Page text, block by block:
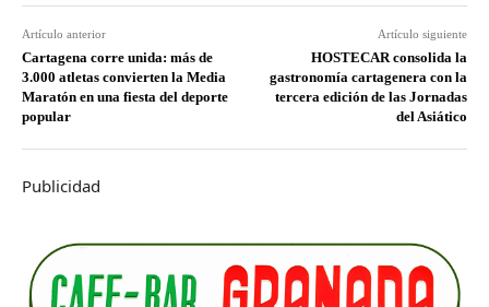
Artículo anterior
Cartagena corre unida: más de
3.000 atletas convierten la Media
Maratón en una fiesta del deporte
popular
Artículo siguiente
HOSTECAR consolida la
gastronomía cartagenera con la
tercera edición de las Jornadas
del Asiático
Publicidad